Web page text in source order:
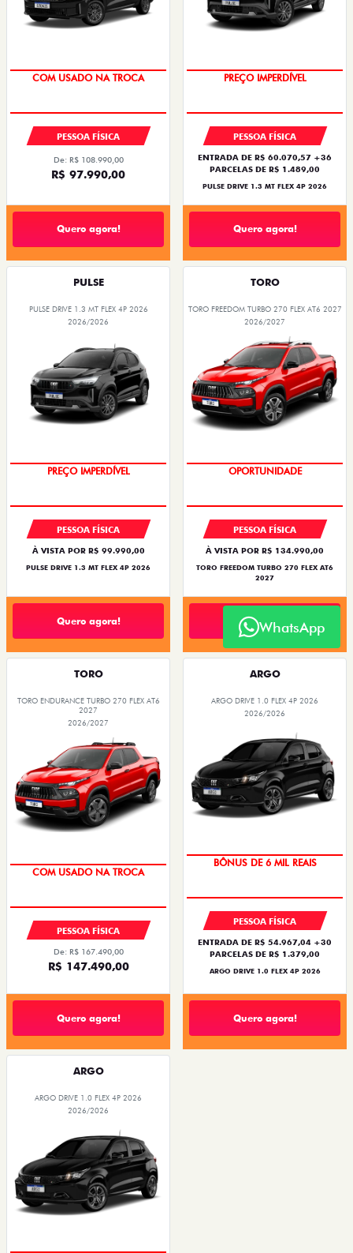
COM USADO NA TROCA
PESSOA FÍSICA
De: R$ 108.990,00
R$ 97.990,00
Quero agora!
PREÇO IMPERDÍVEL
PESSOA FÍSICA
ENTRADA DE R$ 60.070,57 +36
PARCELAS DE R$ 1.489,00
PULSE DRIVE 1.3 MT FLEX 4P 2026
Quero agora!
PULSE
PULSE DRIVE 1.3 MT FLEX 4P 2026
2026/2026
PREÇO IMPERDÍVEL
PESSOA FÍSICA
À VISTA POR R$ 99.990,00
PULSE DRIVE 1.3 MT FLEX 4P 2026
Quero agora!
TORO
TORO FREEDOM TURBO 270 FLEX AT6 2027
2026/2027
OPORTUNIDADE
PESSOA FÍSICA
À VISTA POR R$ 134.990,00
TORO FREEDOM TURBO 270 FLEX AT6
2027
Quero agora!
TORO
TORO ENDURANCE TURBO 270 FLEX AT6
2027
2026/2027
COM USADO NA TROCA
PESSOA FÍSICA
De: R$ 167.490,00
R$ 147.490,00
Quero agora!
ARGO
ARGO DRIVE 1.0 FLEX 4P 2026
2026/2026
BÔNUS DE 6 MIL REAIS
PESSOA FÍSICA
ENTRADA DE R$ 54.967,04 +30
PARCELAS DE R$ 1.379,00
ARGO DRIVE 1.0 FLEX 4P 2026
Quero agora!
ARGO
ARGO DRIVE 1.0 FLEX 4P 2026
2026/2026
WhatsApp